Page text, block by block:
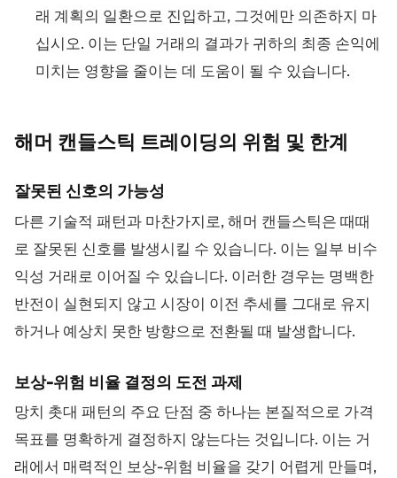
래 계획의 일환으로 진입하고, 그것에만 의존하지 마
십시오. 이는 단일 거래의 결과가 귀하의 최종 손익에
미치는 영향을 줄이는 데 도움이 될 수 있습니다.
해머 캔들스틱 트레이딩의 위험 및 한계
잘못된 신호의 가능성
다른 기술적 패턴과 마찬가지로, 해머 캔들스틱은 때때
로 잘못된 신호를 발생시킬 수 있습니다. 이는 일부 비수
익성 거래로 이어질 수 있습니다. 이러한 경우는 명백한
반전이 실현되지 않고 시장이 이전 추세를 그대로 유지
하거나 예상치 못한 방향으로 전환될 때 발생합니다.
보상-위험 비율 결정의 도전 과제
망치 촛대 패턴의 주요 단점 중 하나는 본질적으로 가격
목표를 명확하게 결정하지 않는다는 것입니다. 이는 거
래에서 매력적인 보상-위험 비율을 갖기 어렵게 만들며,